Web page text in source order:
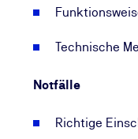
Technische
Notfälle
Richtige